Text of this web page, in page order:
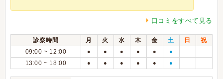
口コミをすべて見る
診察時間 月 火 水 木 金 土 日
祝
09:00 ~ 12:00
● ● ● ● ● ●
13:00 ~ 18:00 ● ● ● ● ● ●